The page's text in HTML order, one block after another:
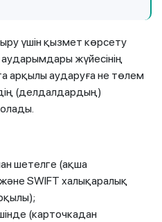
үшін қызмет көрсету
жүйесінің
арқылы аударуға не төлем
(делдалдардың)
шетелге (ақша
SWIFT халықаралық
(карточкадан